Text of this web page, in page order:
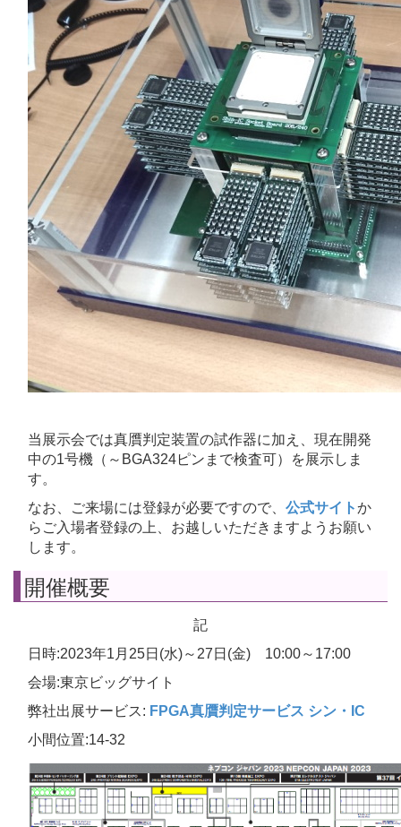
当展示会では真贋判定装置の試作器に加え、現在開発
中の1号機（～BGA324ピンまで検査可）を展示しま
す。
なお、ご来場には登録が必要ですので、 公式サイトか
らご入場者登録の上、お越しいただきますようお願い
します。
開催概要
記
日時:2023年1月25日(水)～27日(金) 10:00～17:00
会場:東京ビッグサイト
弊社出展サービス: FPGA真贋判定サービス シン・IC
小間位置:14-32